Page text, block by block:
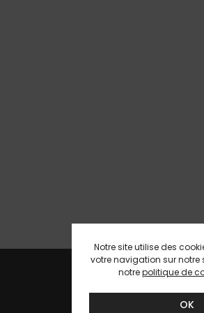
Notre site utilise des
votre navigation sur notre
notrepolitique de
OK